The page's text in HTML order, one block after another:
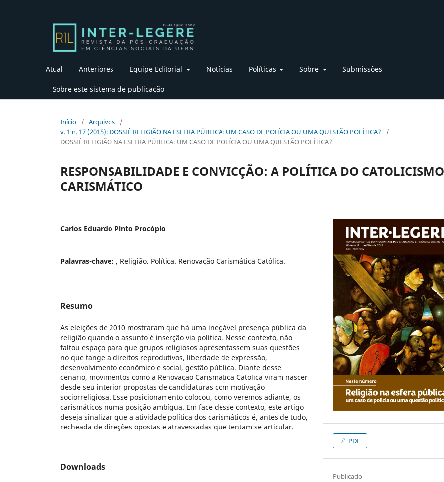
Atual Anteriores Equipe Editorial Notícias Políticas Sobre Submissões
Sobre este sistema de publicação
Início / Arquivos
/
v. 1 n. 17 (2015): DOSSIÊ RELIGIÃO NA ESFERA PÚBLICA: UM CASO DE POLÍCIA OU UMA QUESTÃO POLÍTICA?
/
DOSSIÊ RELIGIÃO NA ESFERA PÚBLICA: UM CASO DE POLÍCIA OU UMA QUESTÃO POLÍTICA?
RESPONSABILIDADE E CONVICÇÃO: A POLÍTICA DO CATOLICISMO
CARISMÁTICO
Carlos Eduardo Pinto Procópio
Palavras-chave: , Religião. Política. Renovação Carismática Católica.
Resumo
As eleições de 2010 mostraram que há uma inegável presença pública da
religião quando o assunto é inserção via política. Nesse contexto, não
faltou espaço para que grupos religiosos apresentassem suas questões
no que tange a direitos reprodutivos, liberdade de expressão,
desenvolvimento econômico e social, gestão pública. Diante desse
cenário, movimentos como a Renovação Carismática Católica viram nascer
desde seu interior propostas de candidaturas com motivação
sociorreligiosa. Esse posicionamento colocou, como veremos adiante, os
carismáticos numa posição ambígua. Em face desse contexto, este artigo
deseja sinalizar que a atividade política dos carismáticos é, antes de tudo,
recheada de direções opostas e atravessadas que tentam se articular.
Downloads
PDF
Publicado